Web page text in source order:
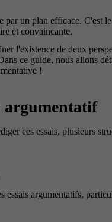
par un plan efficace. C'est
et convaincante.
l'existence de deux
ce guide, nous allons
!
argumentatif
ces essais, plusieurs
argumentatifs,